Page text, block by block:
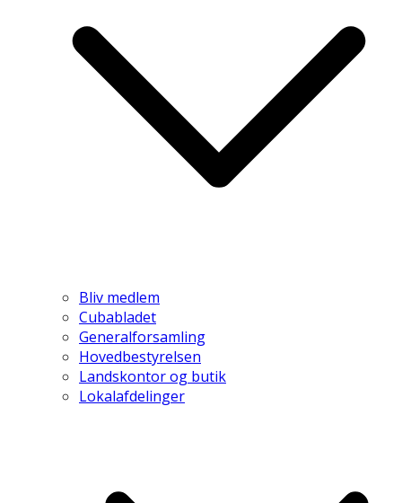
Bliv medlem
Cubabladet
Generalforsamling
Hovedbestyrelsen
Landskontor og butik
Lokalafdelinger